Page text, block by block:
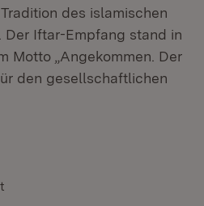
des islamischen
Der Iftar-Empfang stand in
Motto „Angekommen. Der
den gesellschaftlichen